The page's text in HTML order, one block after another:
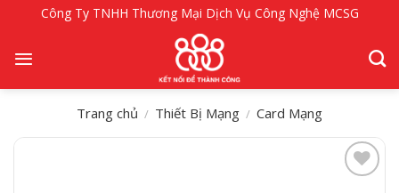
nội
Công Ty TNHH Thương Mại Dịch Vụ Công Nghệ MCSG
Trang chủ / Thiết Bị Mạng / Card Mạng